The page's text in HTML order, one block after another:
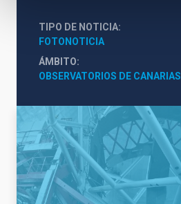
TIPO DE NOTICIA
FOTONOTICIA
ÁMBITO
OBSERVATORIOS DE CANARIAS